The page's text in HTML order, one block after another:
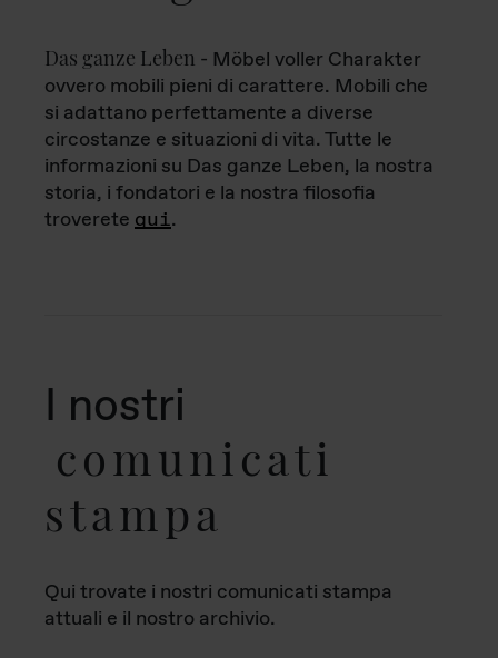
Das ganze Leben - Möbel voller Charakter
ovvero mobili pieni di carattere. Mobili che
si adattano perfettamente a diverse
circostanze e situazioni di vita. Tutte le
informazioni su Das ganze Leben, la nostra
storia, i fondatori e la nostra filosofia
troverete qui.
I nostri
comunicati
stampa
Qui trovate i nostri comunicati stampa
attuali e il nostro archivio.